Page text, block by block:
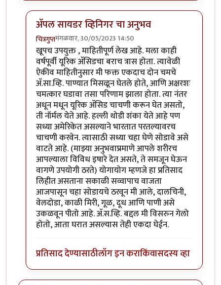
अ‍ॅपल सायडर व्हिनिगर चा अनुभव
चित्रगुप्तमंगळवार, 30/05/2023 14:50
In reply toअ‍ॅपल सायडर व्हिनेगर चा उपयोगby
खूपच उपयुक्त , माहितीपूर्ण लेख आहे. मला काही
वर्षंपूर्वी यूरिक अ‍ॅसिडचा बराच त्रास होता. त्यावेळी
ऐकीव माहितीनुसार मी फक्त एकदाच दोन चमचे
अ‍ॅ.सा.व्हि. पाण्यात मिसळून घेतले होते, आणि अक्षरशः
चमत्कार घडावा तसा परिणाम झाला होता. त्या नंतर
अधून मधून यूरिक अ‍ॅसिड चाचणी करून घेत असतो,
ती नॉर्मल येते आहे. हल्ली थोडी शंका येते आहे पण
सध्या अमेरिकेत असल्याने भारतात परतल्यावरच
चाचणी करवेन. त्यासाठी सध्या चहा घेणे सोडावे असे
वाटते आहे. (माझ्या अनुभवाप्रमाणे आपले शरीरच
आपल्याला विविध इषारे देत असते, ते समजून घेऊन
वागणे उपयोगी ठरते) योगायोग म्हणजे हा प्रतिसाद
लिहीत असताना सकाळी सव्वापाच वाजता
आजपासून चहा सोडायचे ठरवून मी आले, दालचिनी,
वेलदोडा, काळी मिरी, गूळ, दूध आणि पाणी असे
उकळवून पीतो आहे. अ‍ॅ.स.व्हि. बद्दल मी विसरुन गेलो
होतो, आता घरात असल्यास तेही एकदा घेईन.
प्रतिसाद देण्यासाठीलॉग इन कराकिंवासदस्य व्हा